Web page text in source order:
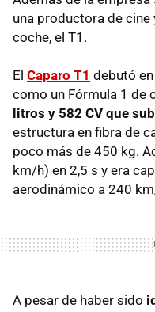
una productora de
coche, el T1.
El Caparo T1 debutó
como un Fórmula 1 de
litros y 582 CV que
estructura en fibra de
poco más de 450 kg.
km/h) en 2,5 s y era
aerodinámico a 240
A pesar de haber sido